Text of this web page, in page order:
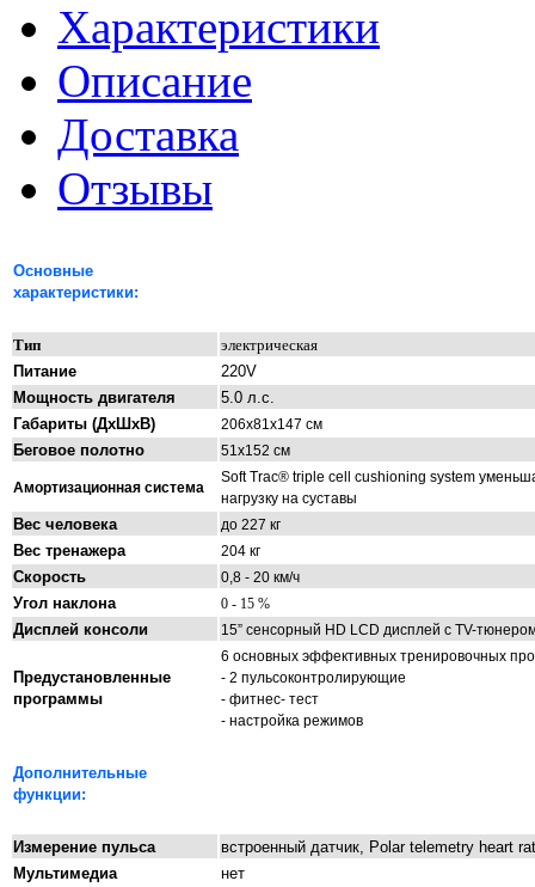
Характеристики
Описание
Доставка
Отзывы
Основные
характеристики:
Тип
электрическая
Питание
220V
Мощность двигателя
5.0 л.с.
Габариты (ДхШхВ) 206х81х147 см
Беговое полотно 51х152 см
Амортизационная система
Soft Trac® triple cell cushioning system
нагрузку на суставы
Вес человека до 227 кг
Вес тренажера 204 кг
Скорость 0,8 - 20 км/ч
Угол наклона 0 - 15 %
Дисплей консоли 15” сенсорный HD LCD дисплей с TV-
Предустановленные
программы
6 основных эффективных тренировочных
- 2 пульсоконтролирующие
- фитнес- тест
- настройка режимов
Дополнительные
функции:
Измерение пульса
встроенный датчик, Polar telemetry heart
Мультимедиа
нет